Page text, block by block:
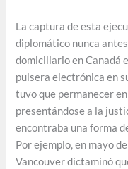
La captura de esta
diplomático nunca
domiciliario en Canadá
pulsera electrónica en
tuvo que permanecer
presentándose a la
encontraba una forma
Por ejemplo, en mayo
Vancouver dictaminó